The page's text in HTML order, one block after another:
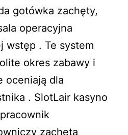
gotówka zachęty,
operacyjna
wstęp . Te system
okres zabawy i
oceniają dla
. SlotLair kasyno
zachęta